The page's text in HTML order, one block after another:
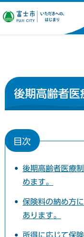
富士市 いただ
後期高齢者医
目次
後期高齢者医療
めます。
保険料の納め方
あります。
所得に応じて保